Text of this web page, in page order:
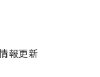
報更新